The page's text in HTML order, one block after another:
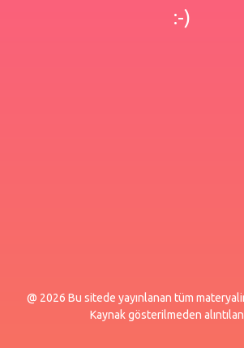
:-)
@ 2026 Bu sitede yayınlanan tüm
Kaynak gösterilmeden